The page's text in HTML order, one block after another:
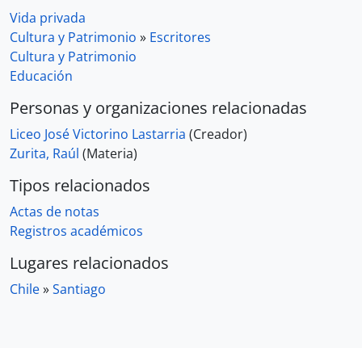
Vida privada
Cultura y Patrimonio » Escritores
Cultura y Patrimonio
Educación
Personas y organizaciones relacionadas
Liceo José Victorino Lastarria (Creador)
Zurita, Raúl (Materia)
Tipos relacionados
Actas de notas
Registros académicos
Lugares relacionados
Chile»Santiago